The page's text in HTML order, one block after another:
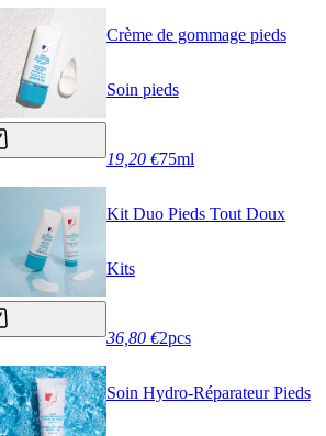
Crème de gommage pieds
Soin pieds
19,20 €75ml
Kit Duo Pieds Tout Doux
Kits
36,80 €2pcs
Soin Hydro-Réparateur Pieds